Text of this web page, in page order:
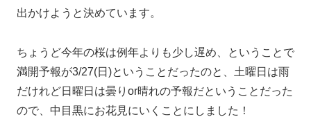
出かけようと決めています。
ちょうど今年の桜は例年よりも少し遅め、ということで
満開予報が3/27(日)ということだったのと、土曜日は雨
だけれど日曜日は曇りor晴れの予報だということだった
ので、中目黒にお花見にいくことにしました！